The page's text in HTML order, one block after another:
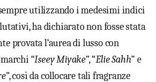
utilizzando i medesimi indici
ha dichiarato non fosse stata
provata l’aurea di lusso con
“Iseey Miyake”, “Elie Sahh” e
”, così da collocare tali fragranze